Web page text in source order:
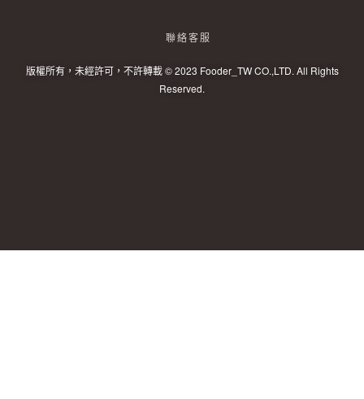
聯絡客服
版權所有，未經許可，不許轉載 © 2023 Fooder_TW CO.,LTD. All Rights
Reserved.